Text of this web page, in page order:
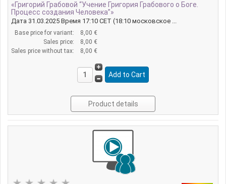
«Григорий Грабовой “Учение Григория Грабового о Боге.
Процесс создания Человека”»
Дата 31.03.2025 Время 17:10 CET (18:10 московское ...
Base price for variant:
8,00 €
Sales price:
8,00 €
Sales price without tax:
8,00 €
Product details